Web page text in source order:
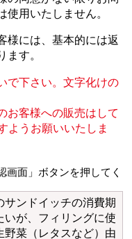
用いたしません。
様には、基本的には返
ます。
で下さい。文字化けの
お客様への販売はして
ようお願いいたしま
面」ボタンを押してく
サンドイッチの消費期
いが、フィリングに使
野菜（レタスなど）由